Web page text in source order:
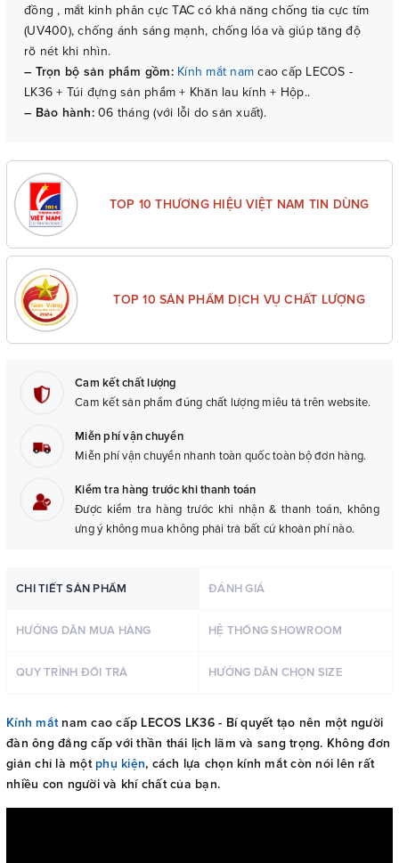
đồng , mắt kinh phân cực TAC có khả năng chống tia cực tím
(UV400), chống ánh sáng mạnh, chống lóa và giúp tăng độ
rõ nét khi nhìn.
– Trọn bộ sản phẩm gồm: Kính mắt nam cao cấp LECOS -
LK36 + Túi đựng sản phẩm + Khăn lau kính + Hộp..
– Bảo hành: 06 tháng (với lỗi do sản xuất).
TOP 10 THƯƠNG HIỆU VIỆT NAM TIN DÙNG
TOP 10 SẢN PHẨM DỊCH VỤ CHẤT LƯỢNG
Cam kết chất lượng
Cam kết sản phẩm đúng chất lượng miêu tả trên website.
Miễn phí vận chuyển
Miễn phí vận chuyển nhanh toàn quốc toàn bộ đơn hàng.
Kiểm tra hàng trước khi thanh toán
Được kiểm tra hàng trước khi nhận & thanh toán, không
ưng ý không mua không phải trả bất cứ khoản phí nào.
CHI TIẾT SẢN PHẨM ĐÁNH GIÁ
HƯỚNG DẪN MUA HÀNG HỆ THỐNG SHOWROOM
QUY TRÌNH ĐỔI TRẢ HƯỚNG DẪN CHỌN SIZE
Kính mắtnam cao cấp LECOS LK36 - Bí quyết tạo nên một người
đàn ông đẳng cấp với thần thái lịch lãm và sang trọng. Không đơn
giản chỉ là một phụ kiện, cách lựa chọn kính mắt còn nói lên rất
nhiều con người và khí chất của bạn.